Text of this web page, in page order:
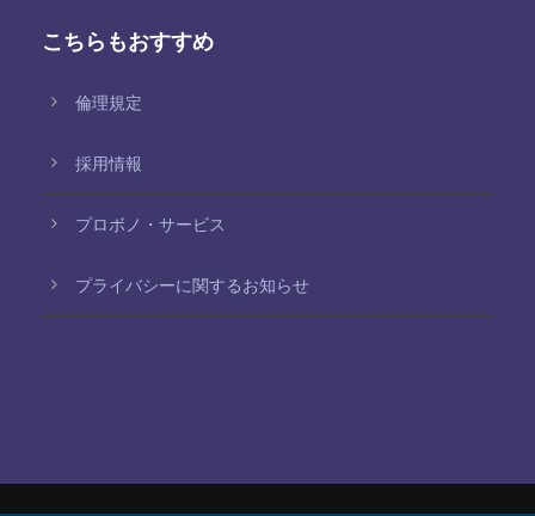
こちらもおすすめ
倫理規定
採用情報
プロボノ・サービス
プライバシーに関するお知らせ